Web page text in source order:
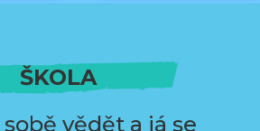
ŠKOLA
vědět a já se